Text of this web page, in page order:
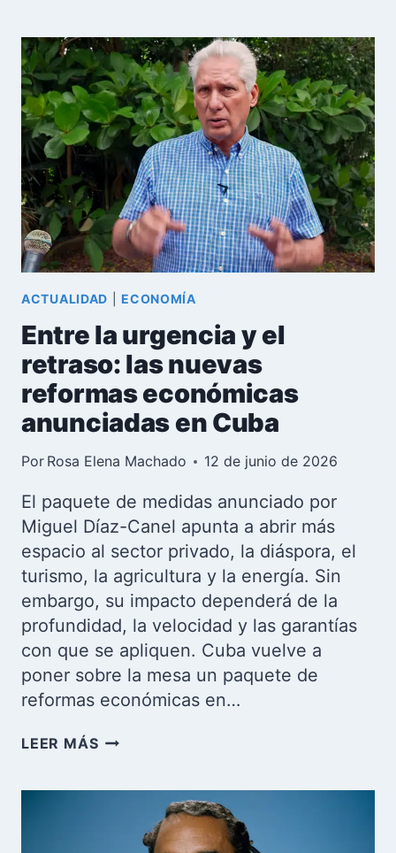
MUNDIAL
DE
1938:
LA
HAZAÑA
QUE
FÚTBOL
DE
LA
ISLA
NO
PUDO
REPETIR
ACTUALIDAD ECONOMÍA
Entre la urgencia y el
retraso: las nuevas
reformas económicas
anunciadas en Cuba
Por Rosa Elena Machado 12 de junio de 2026
El paquete de medidas anunciado por
Miguel Díaz-Canel apunta a abrir más
espacio al sector privado, la diáspora, el
turismo, la agricultura y la energía. Sin
embargo, su impacto dependerá de la
profundidad, la velocidad y las garantías
con que se apliquen. Cuba vuelve a
poner sobre la mesa un paquete de
reformas económicas en…
LEER MÁSENTRE
RETRASO: